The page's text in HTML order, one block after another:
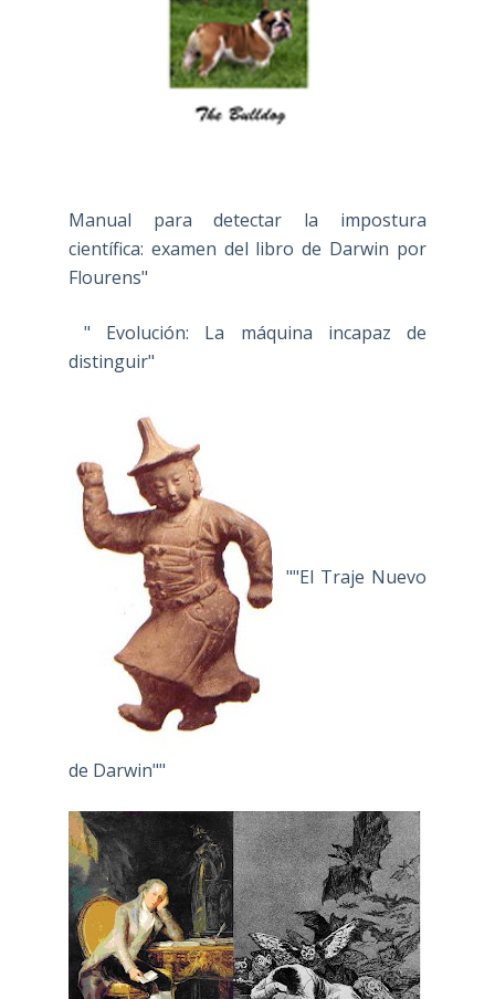
Manual para detectar la impostura
científica: examen del libro de Darwin por
Flourens"
" Evolución: La máquina incapaz de
distinguir"
""El Traje Nuevo
de Darwin""